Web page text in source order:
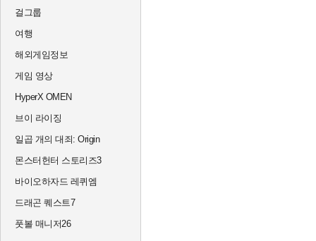
걸그룹
여행
해외게임정보
게임 영상
HyperX OMEN
브이 라이징
일곱 개의 대죄: Origin
몬스터헌터 스토리즈3
바이오하자드 레퀴엠
드래곤 퀘스트7
풋볼 매니저26